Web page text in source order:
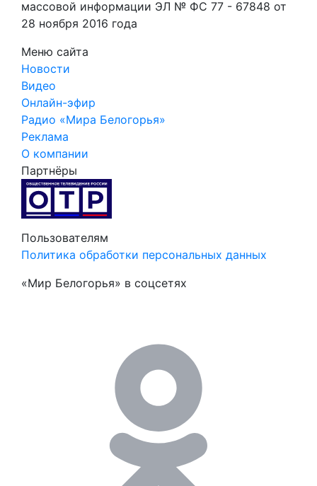
массовой информации ЭЛ № ФС 77 - 67848 от
28 ноября 2016 года
Меню сайта
Новости
Видео
Онлайн-эфир
Радио «Мира Белогорья»
Реклама
О компании
Партнёры
Пользователям
Политика обработки персональных данных
«Мир Белогорья» в соцсетях